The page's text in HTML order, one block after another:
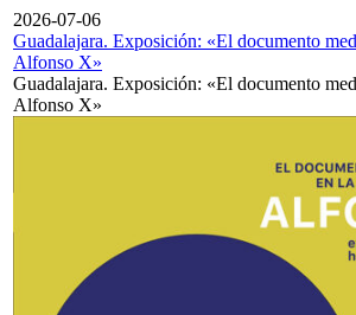
2026-07-06
Guadalajara. Exposición: «El documento
Alfonso X»
Guadalajara. Exposición: «El documento
Alfonso X»